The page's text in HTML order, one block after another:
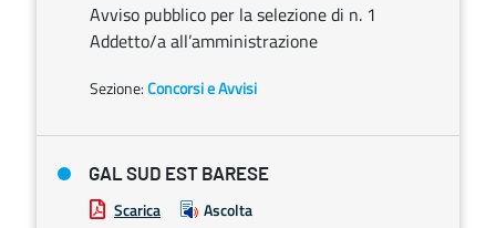
Avviso pubblico per la selezione di n. 1
Addetto/a all’amministrazione
Sezione:Concorsi e Avvisi
GAL SUD EST BARESE
Scarica Ascolta